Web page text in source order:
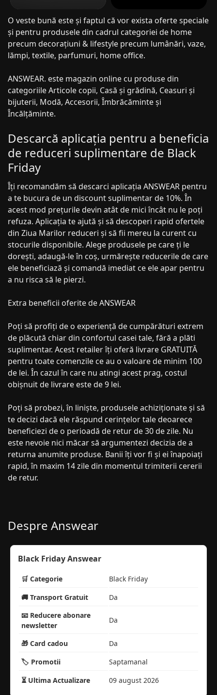
O veste bună este și faptul că vor exista oferte speciale
și pentru produsele din cadrul categoriei de home
precum decorațiuni & lifestyle precum lumânări, vaze,
lămpi, textile, parfumuri, home office.
ANSWEAR. este magazin online cu produse din
categoriile Articole copii, Casă și grădină, Ceasuri și
bijuterii, Modă, Accesorii, Îmbrăcăminte și
Încălțăminte.
Descarcă aplicația pentru a beneficia
de reduceri suplimentare de Black
Friday
Îți recomandăm să descarci aplicația ANSWEAR pentru
a te bucura de un discount suplimentar de 10%. În
acest mod prețurile devin atât de mici încât nu le poți
refuza. Aplicația te ajută și să descoperi rapid ofertele
din Ziua Marilor reduceri și să fii mereu la curent cu
stocurile disponibile. Alege produsele pe care ți le
dorești, adaugă-le în coș, urmărește reducerile de care
ele beneficiază și comandă imediat ce ele apar pentru
a nu risca să le pierzi.
Extra beneficii oferite de ANSWEAR
Poți să profiți de o experiență de cumpărături extrem
de plăcută chiar din confortul casei tale, fără a plăti
suplimentar. Acest retailer îți oferă livrare GRATUITĂ
pentru toate comenzile ce au o valoare de minim 100
de lei. În cazul în care nu atingi acest prag, costul
obișnuit de livrare este de 9 lei.
Poți să probezi, în liniște, produsele achiziționate și să
te decizi dacă ele răspund cerințelor tale deoarece
beneficiezi de o perioadă de retur de 30 de zile. Nu
este nevoie nici măcar să argumentezi decizia de a
returna anumite produse. Banii îți vor fi și ei înapoiați
rapid, în maxim 14 zile din momentul trimiterii cererii
de retur.
Despre Answear
Black Friday Answear
🛒 Categorie
Black Friday
🚚 Transport Gratuit
Da
📧 Reducere abonare
newsletter
Da
🎁 Card cadou
Da
🏷️ Promotii
Saptamanal
⏳ Ultima Actualizare
09 august 2026